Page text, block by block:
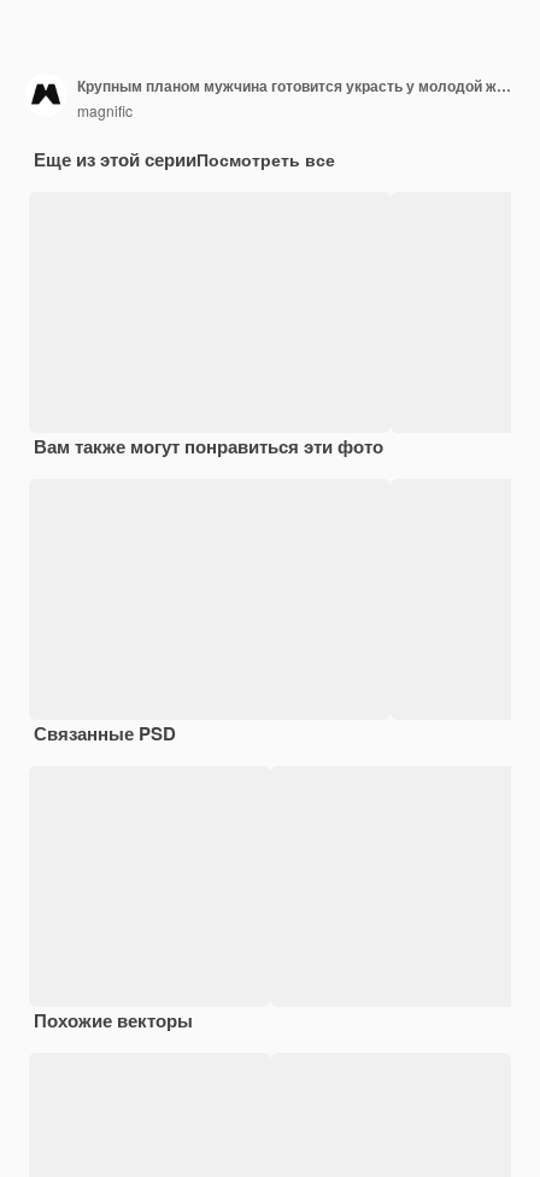
Крупным планом мужчина готовится украсть у молодой женщины
magnific
Еще из этой серииПосмотреть все
Вам также могут понравиться эти фото
Связанные PSD
Похожие векторы